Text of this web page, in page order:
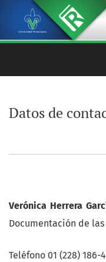
Datos de
Datos de
Verónica Herrera
Documentación de
Teléfono 01 (228) 186-